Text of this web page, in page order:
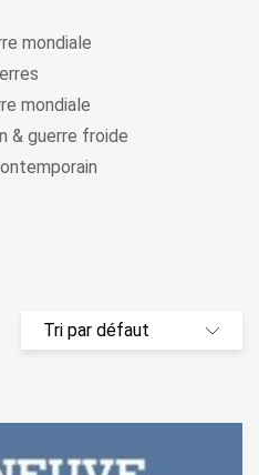
mondiale
mondiale
& guerre froide